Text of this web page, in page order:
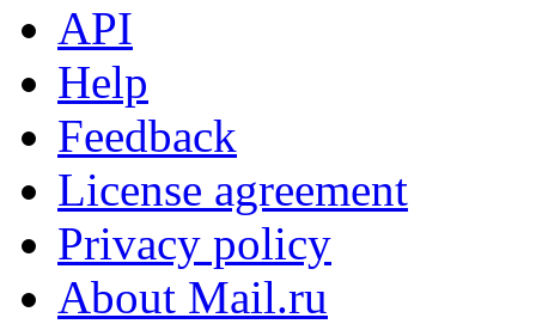
API
Help
Feedback
License agreement
Privacy policy
About Mail.ru